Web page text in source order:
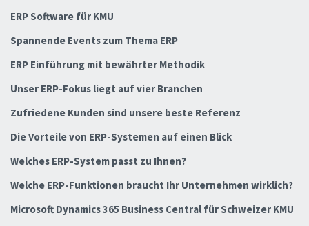
ERP Software für KMU
Spannende Events zum Thema ERP
ERP Einführung mit bewährter Methodik
Unser ERP-Fokus liegt auf vier Branchen
Zufriedene Kunden sind unsere beste Referenz
Die Vorteile von ERP-Systemen auf einen Blick
Welches ERP-System passt zu Ihnen?
Welche ERP-Funktionen braucht Ihr Unternehmen wirklich?
Microsoft Dynamics 365 Business Central für Schweizer KMU